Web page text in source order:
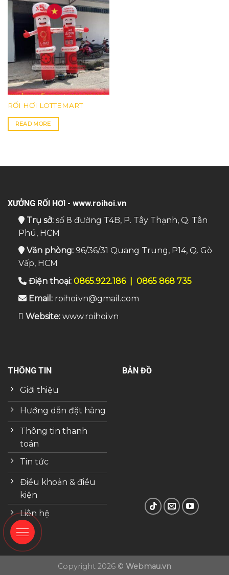
RỐI HƠI LOTTEMART
READ MORE
XƯỞNG RỐI HƠI - www.roihoi.vn
Trụ sở:số 8 đường T4B, P. Tây Thạnh, Q. Tân
Phú, HCM
Văn phòng:96/36/31 Quang Trung, P14, Q. Gò
Vấp, HCM
Điện thoại: 0865.922.186| 0865 868 735
Email:roihoi.vn@gmail.com
Website: www.roihoi.vn
THÔNG TIN
Giới thiệu
Hướng dẫn đặt hàng
Thông tin thanh
toán
Tin tức
Điều khoản & điều
kiện
Liên hệ
BẢN ĐỒ
Copyright 2026 © Webmau.vn